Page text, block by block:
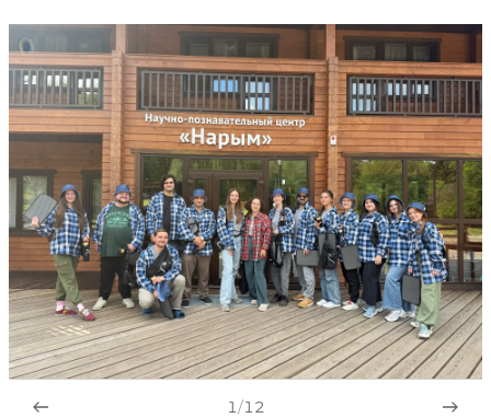
1/12